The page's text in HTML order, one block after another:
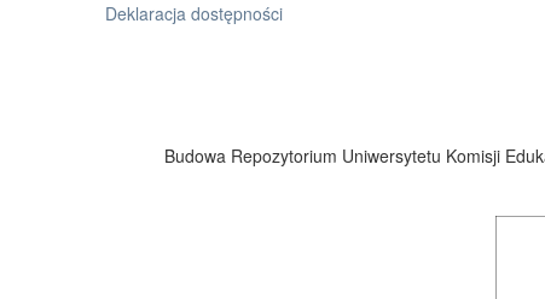
Deklaracja dostępności
Budowa Repozytorium Uniwersytetu Komisji